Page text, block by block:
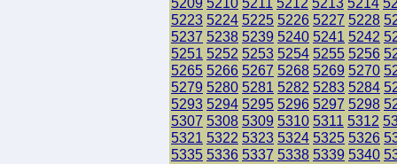
5223 5224 5225 5226 5227 5228
5237 5238 5239 5240 5241 5242
5251 5252 5253 5254 5255 5256
5265 5266 5267 5268 5269 5270
5279 5280 5281 5282 5283 5284
5293 5294 5295 5296 5297 5298
5307 5308 5309 5310 5311 5312
5321 5322 5323 5324 5325 5326
5335 5336 5337 5338 5339 5340